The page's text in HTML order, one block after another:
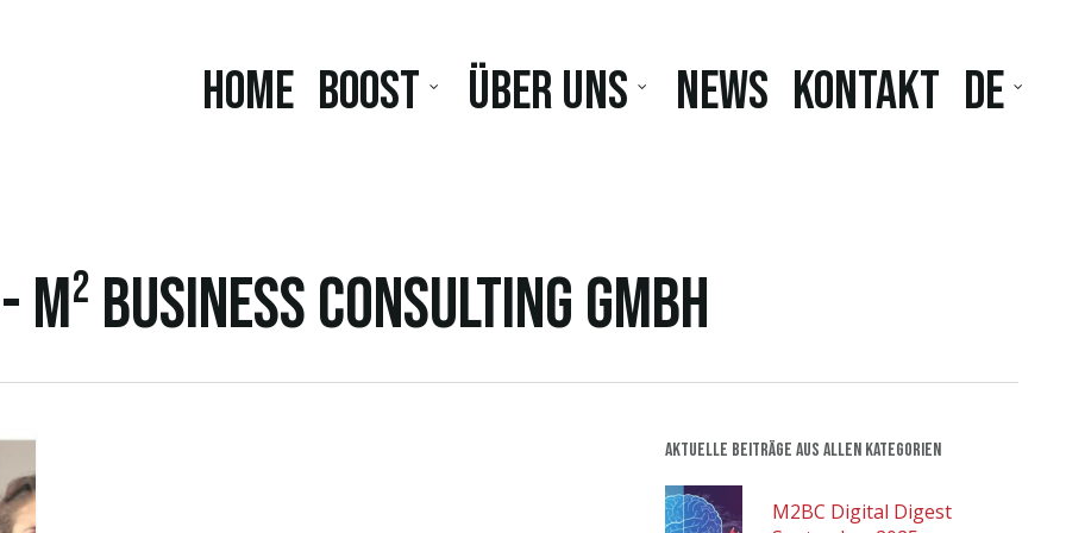
Home BOOST Über uns News Kontakt DE
Business Consulting GmbH
Aktuelle Beiträge aus allen Kategorien
M2BC Digital Digest